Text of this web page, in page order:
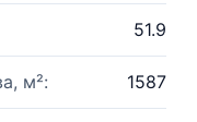
51.9
м²: 1587